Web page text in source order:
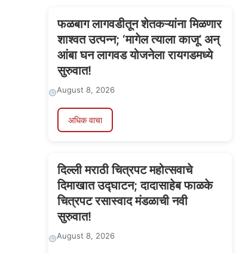
फळबाग लागवडीतून शेतकऱ्यांना मिळणार
शाश्वत उत्पन्न; ‘मागेल त्याला काजू’ अन्
आंबा घन लागवड योजनेला रायगडमध्ये
सुरुवात!
August 8, 2026
अधिक वाचा
दिल्ली मराठी चित्रपट महोत्सवाचे
दिमाखात उद्घाटन; दादासाहेब फाळके
चित्रपट रसास्वाद मंडळाची नवी
सुरुवात!
August 8, 2026